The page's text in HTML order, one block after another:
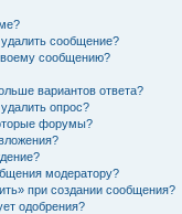
сообщение?
сообщению?
вариантов ответа?
опрос?
форумы?
модератору?
при создании сообщения?
одобрения?